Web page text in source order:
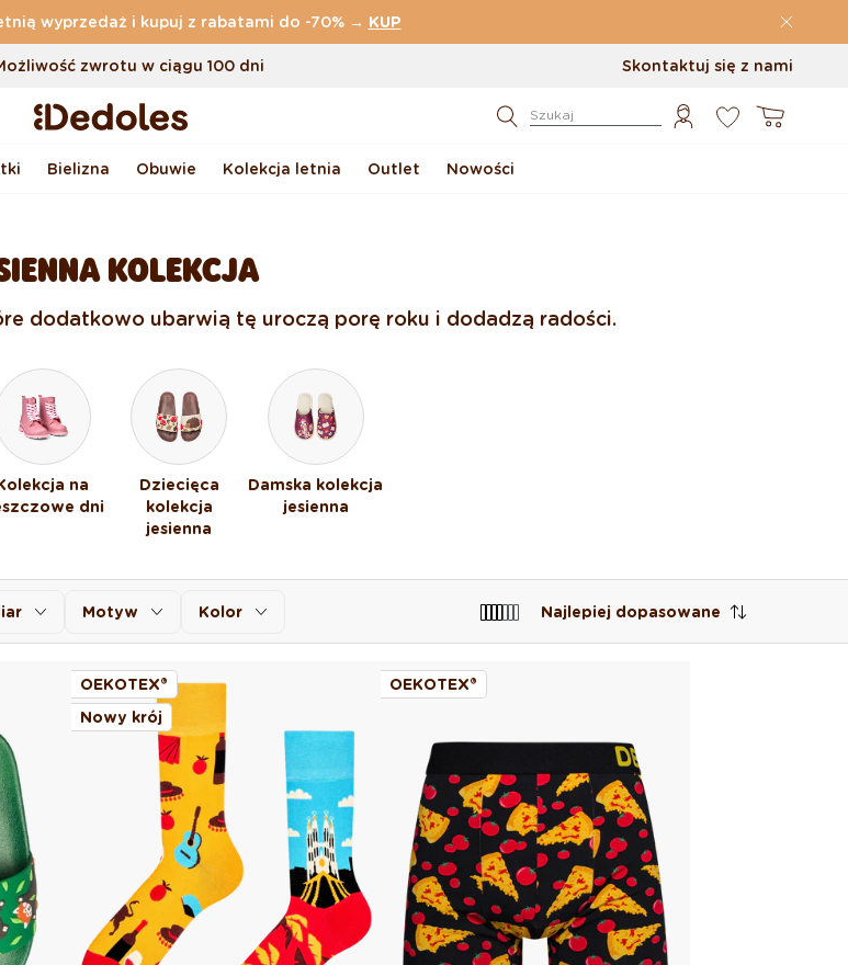
wyprzedaż i kupuj z rabatami do -70% → KUP
zamówień o wartości powyżej169 zł
zwrotu w ciągu 100 dni
wzornictwo stworzone przez nas
Skontaktuj się z nami
Szukaj Koszyk
Bielizna Obuwie Kolekcja letnia Outlet Nowości
KOLEKCJA
dodatkowo ubarwią tę uroczą porę roku i dodadzą radości.
na
dni
Dziecięca
kolekcja
jesienna
Damska kolekcja
jesienna
Motyw Kolor Najlepiej dopasowane
OEKOTEX®
Nowy krój
OEKOTEX®